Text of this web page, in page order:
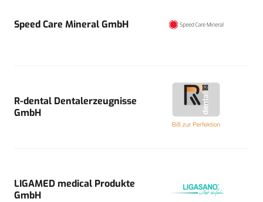
Speed Care Mineral GmbH
R-dental Dentalerzeugnisse
GmbH
LIGAMED medical Produkte
GmbH